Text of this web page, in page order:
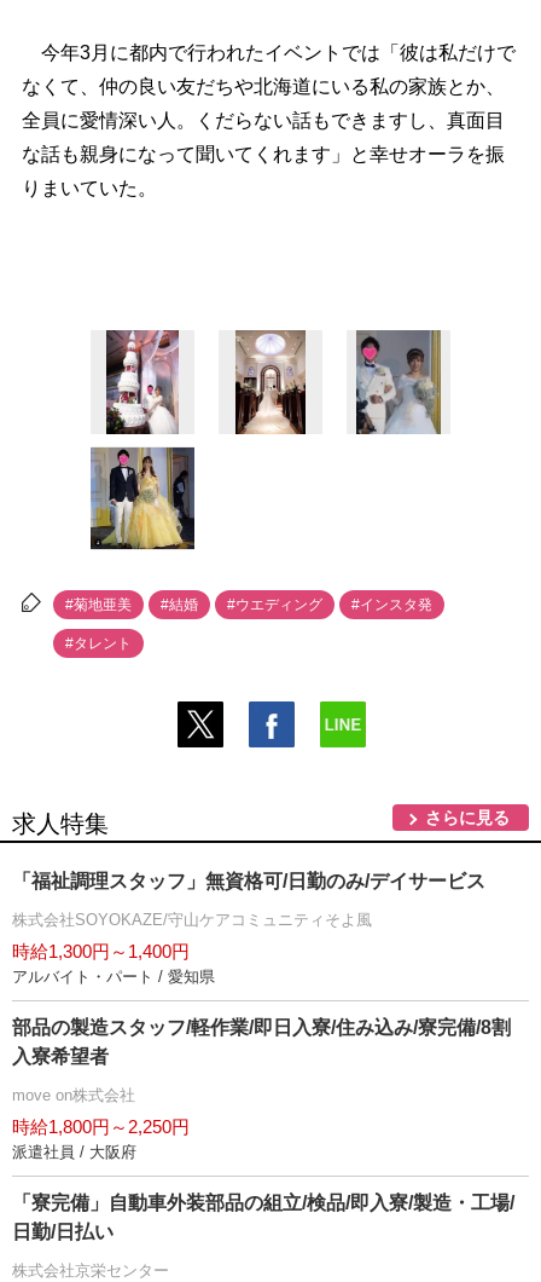
今年3月に都内で行われたイベントでは「彼は私だけで
なくて、仲の良い友だちや北海道にいる私の家族とか、
全員に愛情深い人。くだらない話もできますし、真面目
な話も親身になって聞いてくれます」と幸せオーラを振
りまいていた。
#菊地亜美 #結婚 #ウエディング #インスタ発
#タレント
求人特集 さらに見る
「福祉調理スタッフ」無資格可/日勤のみ/デイサービス
株式会社SOYOKAZE/守山ケアコミュニティそよ風
時給1,300円～1,400円
アルバイト・パート / 愛知県
部品の製造スタッフ/軽作業/即日入寮/住み込み/寮完備/8割
入寮希望者
move on株式会社
時給1,800円～2,250円
派遣社員 / 大阪府
「寮完備」自動車外装部品の組立/検品/即入寮/製造・工場/
日勤/日払い
株式会社京栄センター